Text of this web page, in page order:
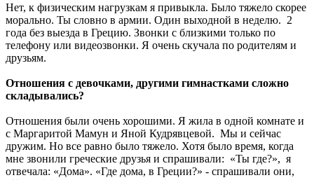
Нет, к физическим нагрузкам я привыкла. Было тяжело скорее
морально. Ты словно в армии. Один выходной в неделю. 2
года без выезда в Грецию. Звонки с близкими только по
телефону или видеозвонки. Я очень скучала по родителям и
друзьям.
Отношения с девочками, другими гимнастками сложно
складывались?
Отношения были очень хорошими. Я жила в одной комнате и
с Маргаритой Мамун и Яной Кудрявцевой. Мы и сейчас
дружим. Но все равно было тяжело. Хотя было время, когда
мне звонили греческие друзья и спрашивали: «Ты где?», я
отвечала: «Дома». «Где дома, в Греции?» - спрашивали они,